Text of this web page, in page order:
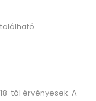
található.
tól érvényesek. A